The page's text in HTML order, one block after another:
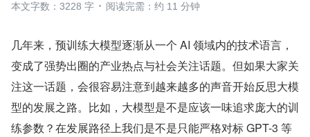
本文字数：3228 字
阅读完需：约 11 分钟
几年来，预训练大模型逐渐从一个 AI 领域内的技术语言，
变成了强势出圈的产业热点与社会关注话题。但如果大家关
注这一话题，会很容易注意到越来越多的声音开始反思大模
型的发展之路。比如，大模型是不是应该一味追求庞大的训
练参数？在发展路径上我们是不是只能严格对标 GPT-3 等